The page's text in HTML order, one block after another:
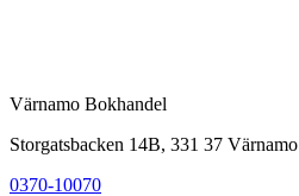
Värnamo Bokhandel
Storgatsbacken 14B, 331 37 Värnamo
0370-10070